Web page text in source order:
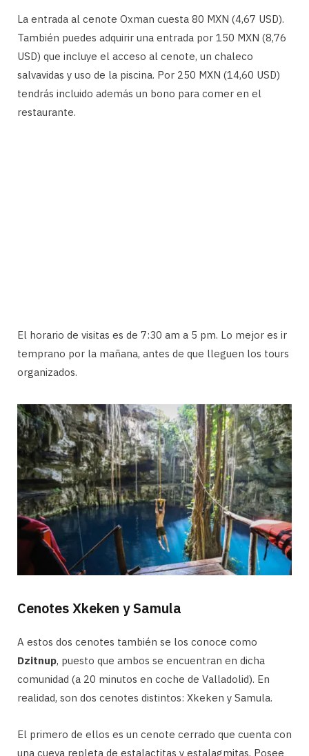
La entrada al cenote Oxman cuesta 80 MXN (4,67 USD).
También puedes adquirir una entrada por 150 MXN (8,76
USD) que incluye el acceso al cenote, un chaleco
salvavidas y uso de la piscina. Por 250 MXN (14,60 USD)
tendrás incluido además un bono para comer en el
restaurante.
El horario de visitas es de 7:30 am a 5 pm. Lo mejor es ir
temprano por la mañana, antes de que lleguen los tours
organizados.
Cenotes Xkeken y Samula
A estos dos cenotes también se los conoce como
Dzitnup, puesto que ambos se encuentran en dicha
comunidad (a 20 minutos en coche de Valladolid). En
realidad, son dos cenotes distintos: Xkeken y Samula.
El primero de ellos es un cenote cerrado que cuenta con
una cueva repleta de estalactitas y estalagmitas. Posee